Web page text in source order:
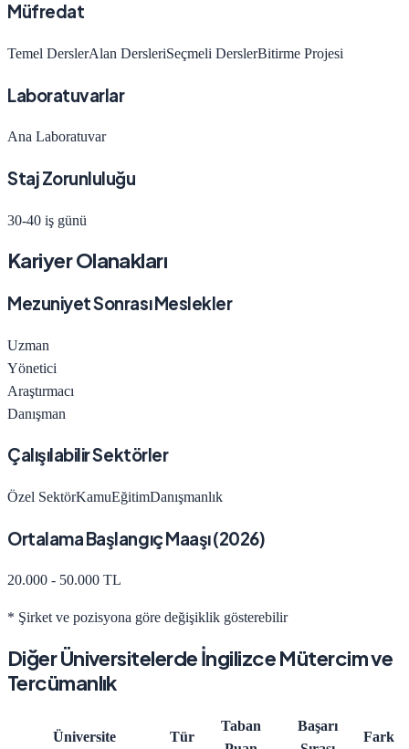
Müfredat
Temel DerslerAlan DersleriSeçmeli DerslerBitirme Projesi
Laboratuvarlar
Ana Laboratuvar
Staj Zorunluluğu
30-40 iş günü
Kariyer Olanakları
Mezuniyet Sonrası Meslekler
Uzman
Yönetici
Araştırmacı
Danışman
Çalışılabilir Sektörler
Özel SektörKamuEğitimDanışmanlık
Ortalama Başlangıç Maaşı (2026)
20.000 - 50.000 TL
* Şirket ve pozisyona göre değişiklik gösterebilir
Diğer Üniversitelerdeİngilizce Mütercim ve
Tercümanlık
Üniversite Tür
Taban
Başarı
Fark